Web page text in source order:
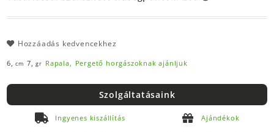
Hozzáadás kedvencekhez
6,cm 7,gr Rapala, Pergető horgászoknak ajánljuk
Szolgáltatásaink
Ingyenes kiszállítás Ajándékok